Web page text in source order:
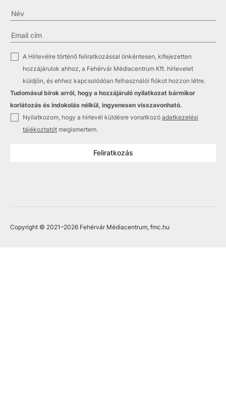
A Hírlevélre történő feliratkozással önkéntesen, kifejezetten
hozzájárulok ahhoz, a Fehérvár Médiacentrum Kft. hírlevelet
küldjön, és ehhez kapcsolódóan felhasználói fiókot hozzon létre.
Tudomásul bírok arról, hogy a hozzájáruló nyilatkozat bármikor
korlátozás és indokolás nélkül, ingyenesen visszavonható.
Nyilatkozom, hogy a hírlevél küldésre vonatkozó adatkezelési
tájékoztatót megismertem.
Feliratkozás
Copyright © 2021–2026 Fehérvár Médiacentrum, fmc.hu